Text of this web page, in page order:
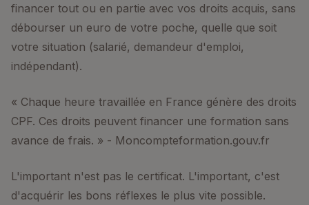
financer tout ou en partie avec vos droits acquis, sans
débourser un euro de votre poche, quelle que soit
votre situation (salarié, demandeur d'emploi,
indépendant).
« Chaque heure travaillée en France génère des droits
CPF. Ces droits peuvent financer une formation sans
avance de frais. » - Moncompteformation.gouv.fr
L'important n'est pas le certificat. L'important, c'est
d'acquérir les bons réflexes le plus vite possible.